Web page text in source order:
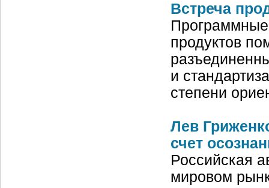
Встреча
продуктов
и
степени
Лев
счет
Российская
мировом